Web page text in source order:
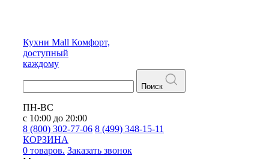
Кухни Mall Комфорт,
доступный
каждому
Поиск
ПН-ВС
с 10:00 до 20:00
8 (800) 302-77-06 8 (499) 348-15-11
КОРЗИНА
0 товаров. Заказать звонок